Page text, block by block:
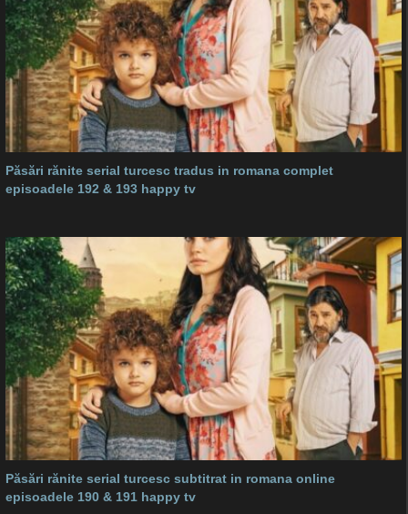
Păsări rănite serial turcesc tradus in romana complet
episoadele 192 & 193 happy tv
Păsări rănite serial turcesc subtitrat in romana online
episoadele 190 & 191 happy tv